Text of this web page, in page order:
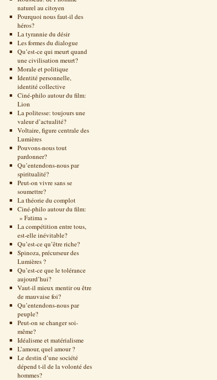
naturel au citoyen
Pourquoi nous faut-il des
héros?
La tyrannie du désir
Les formes du dialogue
Qu’est-ce qui meurt quand
une civilisation meurt?
Morale et politique
Identité personnelle,
identité collective
Ciné-philo autour du film:
Lion
La politesse: toujours une
valeur d’actualité?
Voltaire, figure centrale des
Lumières
Pouvons-nous tout
pardonner?
Qu’entendons-nous par
spiritualité?
Peut-on vivre sans se
soumettre?
La théorie du complot
Ciné-philo autour du film:
» Fatima »
La compétition entre tous,
est-elle inévitable?
Qu’est-ce qu’être riche?
Spinoza, précurseur des
Lumières ?
Qu’est-ce que le tolérance
aujourd’hui?
Vaut-il mieux mentir ou être
de mauvaise foi?
Qu’entendons-nous par
peuple?
Peut-on se changer soi-
même?
Idéalisme et matérialisme
L’amour, quel amour ?
Le destin d’une société
dépend t-il de la volonté des
hommes?